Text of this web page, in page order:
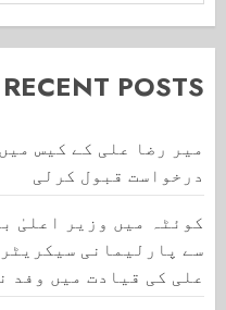
RECENT POSTS
میر رضا علی کے کیس
درخواست قبول کرلی
کوئٹہ میں وزیر اعلیٰ
سے پارلیمانی
علی کی قیادت میں وفد